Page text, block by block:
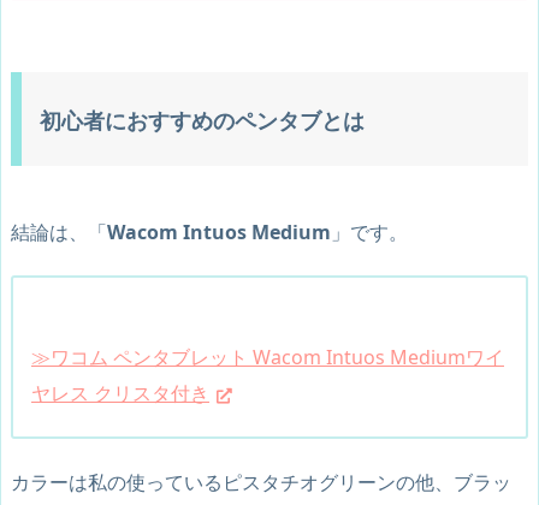
初心者におすすめのペンタブとは
結論は、「Wacom Intuos Medium 」です。
≫ワコム ペンタブレット Wacom Intuos Mediumワイ
ヤレス クリスタ付き
カラーは私の使っているピスタチオグリーンの他、ブラッ